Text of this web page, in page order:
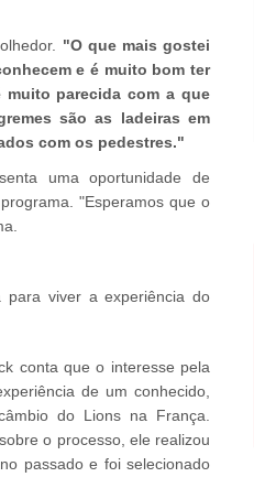
"O que mais gostei
e é muito bom ter
parecida com a que
são as ladeiras em
com os pedestres."
uma oportunidade de
"Esperamos que o
para viver a experiência do
conta que o interesse pela
de um conhecido,
do Lions na França.
o processo, ele realizou
passado e foi selecionado